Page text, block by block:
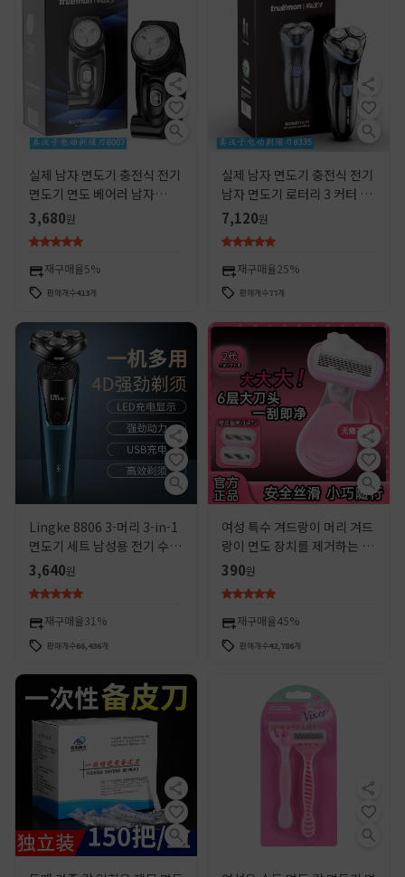
실제 남자 면도기 충전식 전기
면도기 면도 베어러 남자
RSCX-8007 싱글 헤드 회전
2W
3,680원
재구매율5%
판매개수413개
실제 남자 면도기 충전식 전기
남자 면도기 로터리 3 커터 헤
드 8335 플로팅 커터 헤드 면
도
7,120원
재구매율25%
판매개수77개
Lingke 8806 3-머리 3-in-1
면도기 세트 남성용 전기 수염
칼 빨 USB 충전식
3,640원
재구매율31%
판매개수66,436개
여성 특수 겨드랑이 머리 겨드
랑이 면도 장치를 제거하는 여
성용 특수 겨드랑이 제모 유물
390원
재구매율45%
판매개수42,786개